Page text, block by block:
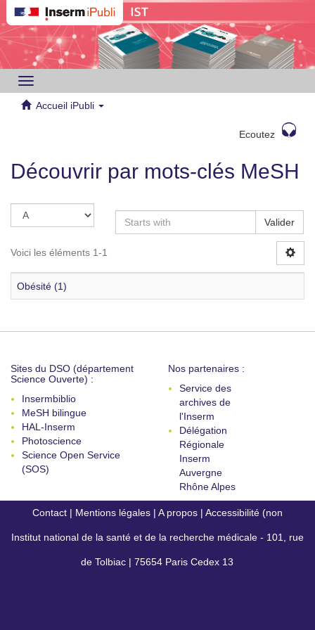
Toggle
navigation
Accueil iPubli
Ecoutez
Découvrir par mots-clés MeSH
Valider
Voici les éléments 1-1
Obésité (1)
Sites du DSO (département
Science Ouverte) :
Insermbiblio
MeSH bilingue
HAL-Inserm
Photoscience
Science Open Service
(SOS)
Nos partenaires :
Service des
archives de
l'Inserm
Délégation
Régionale
Inserm
Auvergne
Rhône Alpes
Contact | Mentions légales | A propos | Accessibilité (non
conforme)
Institut national de la santé et de la recherche médicale - 101, rue
de Tolbiac | 75654 Paris Cedex 13